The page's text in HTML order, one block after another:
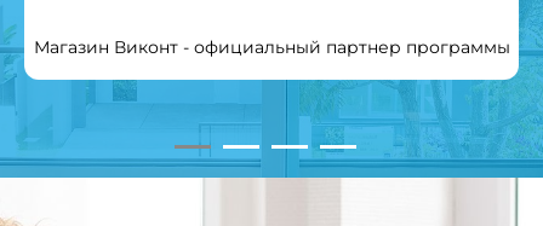
Магазин Виконт - официальный партнер программы